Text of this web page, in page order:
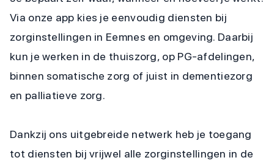
Via onze app kies je eenvoudig diensten bij
zorginstellingen in Eemnes en omgeving. Daarbij
kun je werken in de thuiszorg, op PG-afdelingen,
binnen somatische zorg of juist in dementiezorg
en palliatieve zorg.
Dankzij ons uitgebreide netwerk heb je toegang
tot diensten bij vrijwel alle zorginstellingen in de